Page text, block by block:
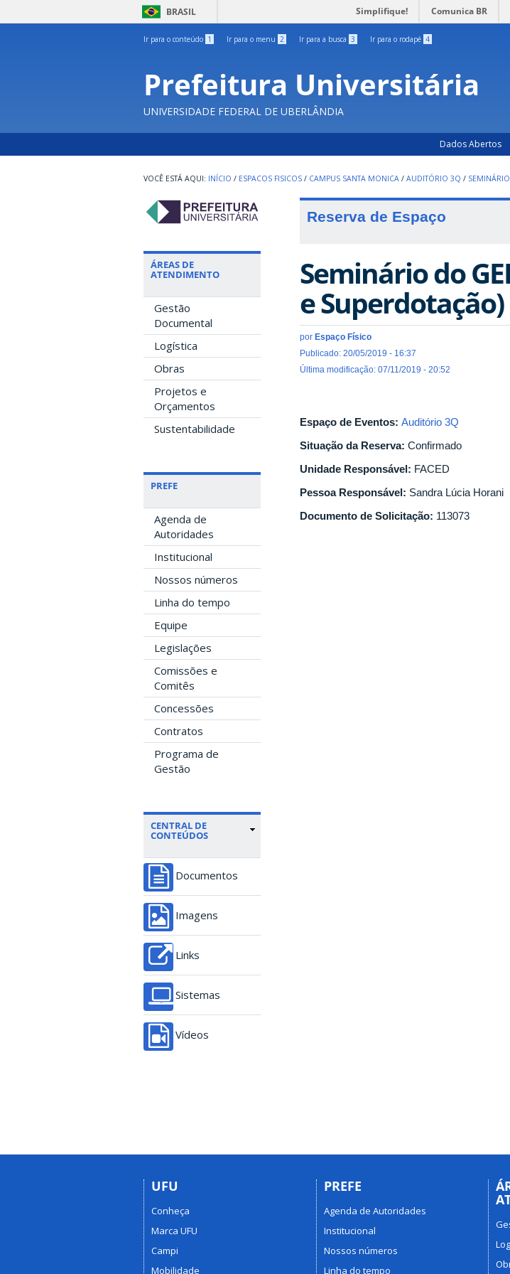
BRASIL Simplifique! Comunica BR
Ir para o conteúdo 1 Ir para o menu 2 Ir para a busca 3 Ir para o rodapé 4
Prefeitura Universitária
UNIVERSIDADE FEDERAL DE UBERLÂNDIA
Dados Abertos
INÍCIO / ESPACOS FISICOS / CAMPUS SANTA MONICA / AUDITÓRIO 3Q /
ÁREAS DE
ATENDIMENTO
Gestão
Documental
Logística
Obras
Projetos e
Orçamentos
Sustentabilidade
PREFE
Agenda de
Autoridades
Institucional
Nossos números
Linha do tempo
Equipe
Legislações
Comissões e
Comitês
Concessões
Contratos
Programa de
Gestão
CENTRAL DE
CONTEÚDOS
Documentos
Imagens
Links
Sistemas
Vídeos
Reserva de Espaço
Seminário do
e Superdotação)
por Espaço Físico
Publicado: 20/05/2019 - 16:37
Última modificação: 07/11/2019 - 20:52
Espaço de Eventos: Auditório 3Q
Situação da Reserva: Confirmado
Unidade Responsável: FACED
Pessoa Responsável: Sandra Lúcia Horani
Documento de Solicitação: 113073
UFU
Conheça
Marca UFU
Campi
Mobilidade
PREFE
Agenda de Autoridades
Institucional
Nossos números
Linha do tempo